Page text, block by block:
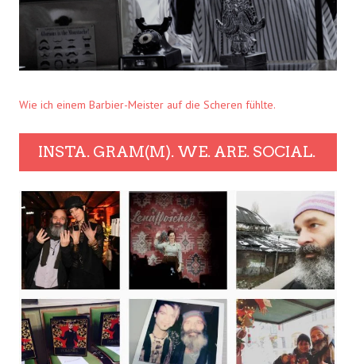
Wie ich einem Barbier-Meister auf die Scheren fühlte.
INSTA. GRAM(M). WE. ARE. SOCIAL.